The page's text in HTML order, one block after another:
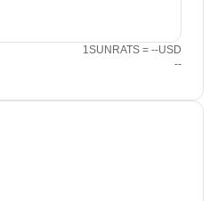
1SUNRATS = --USD
--